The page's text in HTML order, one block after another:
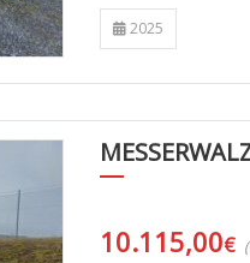
2025
10.115,00€